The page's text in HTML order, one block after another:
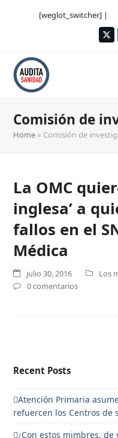
[weglot_switcher] |
Comisión de
Home » Comisión de
La OMC
inglesa’ a
fallos en el
Médica
julio 30, 2016
Los
0 comentarios
Recent Posts
Atención Primaria
refuercen los Centros de
¿Con estos mimbres, de